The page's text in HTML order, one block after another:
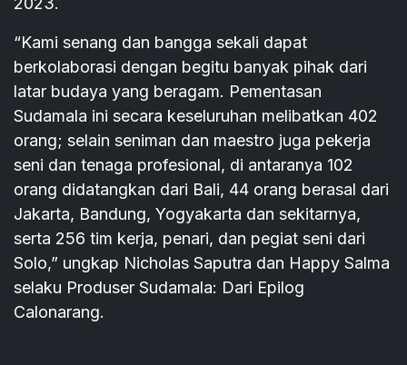
“Kami senang dan bangga sekali dapat
berkolaborasi dengan begitu banyak pihak dari
latar budaya yang beragam. Pementasan
Sudamala ini secara keseluruhan melibatkan 402
orang; selain seniman dan maestro juga pekerja
seni dan tenaga profesional, di antaranya 102
orang didatangkan dari Bali, 44 orang berasal dari
Jakarta, Bandung, Yogyakarta dan sekitarnya,
serta 256 tim kerja, penari, dan pegiat seni dari
Solo,” ungkap Nicholas Saputra dan Happy Salma
selaku Produser Sudamala: Dari Epilog
Calonarang.